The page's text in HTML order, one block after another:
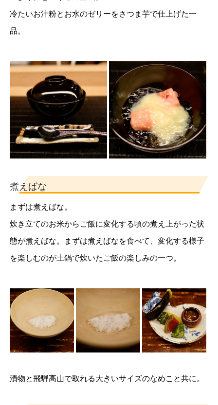
冷たいお汁粉とお水のゼリーをさつま芋で仕上げた一
品。
煮えばな
まずは煮えばな。
炊き立てのお米からご飯に変化する頃の煮え上がった状
態が煮えばな。まずは煮えばなを食べて、変化する様子
を楽しむのが土鍋で炊いたご飯の楽しみの一つ。
漬物と飛騨高山で取れる大きいサイズのなめこと共に。